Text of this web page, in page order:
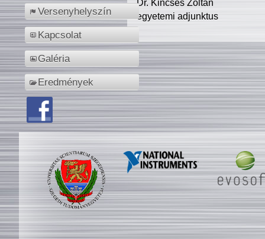
Versenyhelyszín
Kapcsolat
Galéria
Eredmények
Dr. Kincses Zoltán
egyetemi adjunktus